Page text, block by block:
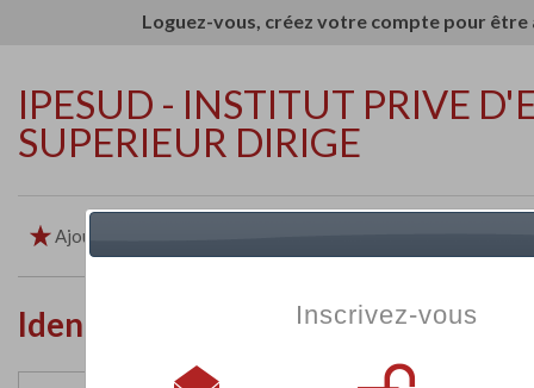
Loguez-vous, créez votre compte pour
IPESUD - INSTITUT PRIVE
SUPERIEUR DIRIGE
Ajouter aux favoris
Identité de l'établissement
Inscrivez-vous